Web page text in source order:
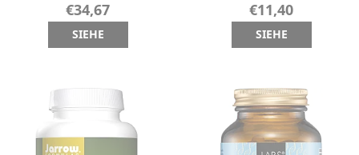
€34,67
SIEHE
€11,40
SIEHE